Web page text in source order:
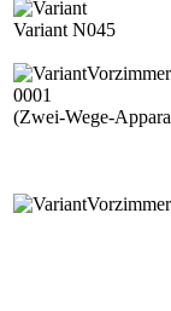
Variant N045
0001
(Zwei-Wege-